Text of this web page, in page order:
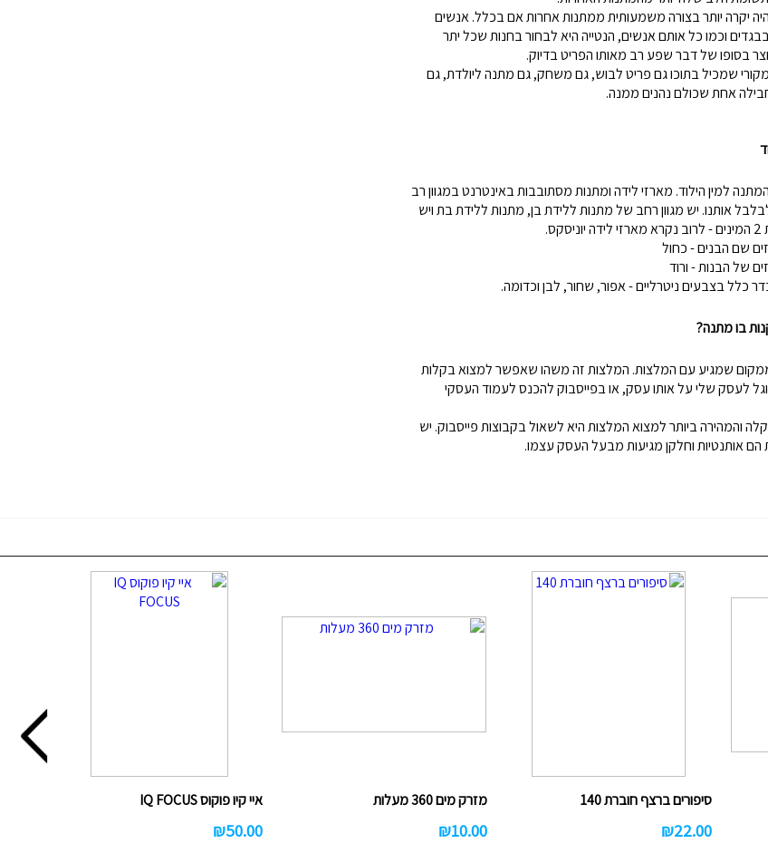
לאיפור
תיבות
קריוקי
יקרה יותר בצורה משמעותית ממתנות אחרות אם בכלל. אנשים
וכמו כל אותם אנשים, הנטייה היא לבחור בחנות שכל יתר
בסופו של דבר שפע רב מאותו הפריט בדיוק.
שמכיל בתוכו גם פריט לבוש, גם משחק, גם מתנה ליולדת, גם
אחת שכולם נהנים ממנה.
למין הילוד. מארזי לידה ומתנות מסתובבות באינטרנט במגוון רב
אותנו. יש מגוון רחב של מתנות ללידת בן, מתנות ללידת בת ויש
שם הבנים - כחול
של הבנות - ורוד
כלל בצבעים ניטרליים - אפור, שחור, לבן וכדומה.
בו מתנה?
שמגיע עם המלצות. המלצות זה משהו שאפשר למצוא בקלות
לעסק שלי על אותו עסק, או בפייסבוק להכנס לעמוד העסקי
והמהירה ביותר למצוא המלצות היא לשאול בקבוצות פייסבוק. יש
אותנטיות וחלקן מגיעות מבעל העסק עצמו.
סיפורים ברצף חוברת 140
22.00
₪
מזרק מים 360 מעלות
10.00
₪
איי קיו פוקוס IQ FOCUS
50.00
₪